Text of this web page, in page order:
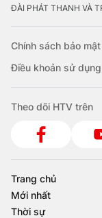
ĐÀI PHÁT THANH VÀ
Chính sách bảo mật
Điều khoản sử dụng
Theo dõi HTV trên
Trang chủ
Mới nhất
Thời sự